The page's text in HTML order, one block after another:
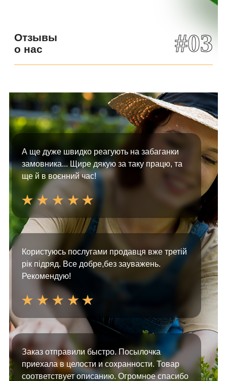
Отзывы
о нас
#03
А ще дуже швидко реагують на забаганки
замовника... Щире дякую за таку працю, та
ще й в воєнний час!
Користуюсь послугами продавця вже третій
рік підряд. Все добре,без зауважень.
Рекомендую!
Заказ отправили быстро. Посылочка
приехала в целости и сохранности. Товар
соответствует описанию. Огромное спасибо